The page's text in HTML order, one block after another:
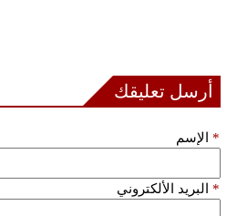
أرسل تعليقك
الإسم *
البريد الألكتروني *